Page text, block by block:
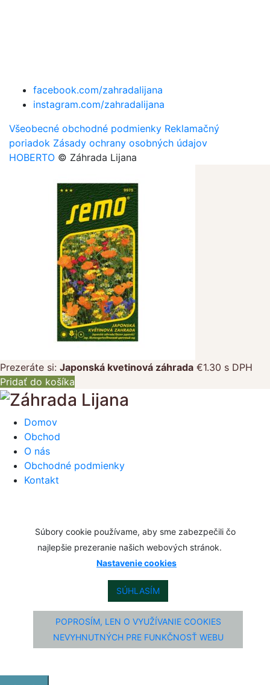
facebook.com/zahradalijana
instagram.com/zahradalijana
Všeobecné obchodné podmienky Reklamačný
poriadok Zásady ochrany osobných údajov
HOBERTO © Záhrada Lijana
Prezeráte si: Japonská kvetinová záhrada €1.30 s DPH
Pridať do košíka
Domov
Obchod
O nás
Obchodné podmienky
Kontakt
Súbory cookie používame, aby sme zabezpečili čo
najlepšie prezeranie našich webových stránok.
Nastavenie cookies
SÚHLASÍM
POPROSÍM, LEN O VYUŽÍVANIE COOKIES
NEVYHNUTNÝCH PRE FUNKČNOSŤ WEBU